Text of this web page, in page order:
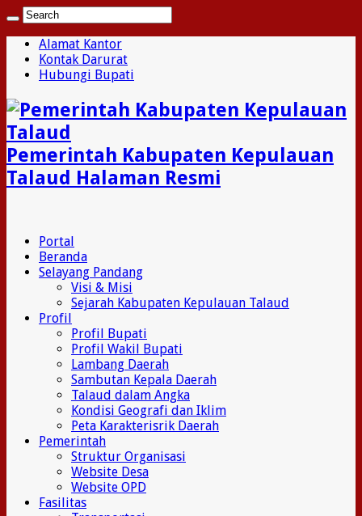
Alamat Kantor
Kontak Darurat
Hubungi Bupati
Pemerintah Kabupaten Kepulauan
Talaud Halaman Resmi
Portal
Beranda
Selayang Pandang
Visi & Misi
Sejarah Kabupaten Kepulauan Talaud
Profil
Profil Bupati
Profil Wakil Bupati
Lambang Daerah
Sambutan Kepala Daerah
Talaud dalam Angka
Kondisi Geografi dan Iklim
Peta Karakterisrik Daerah
Pemerintah
Struktur Organisasi
Website Desa
Website OPD
Fasilitas